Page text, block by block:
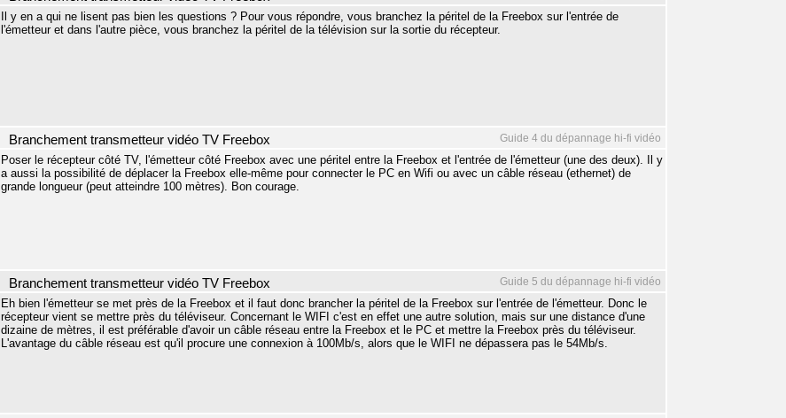
Il y en a qui ne lisent pas bien les questions ? Pour vous répondre, vous branchez la péritel de la Freebox sur l'entrée de
l'émetteur et dans l'autre pièce, vous branchez la péritel de la télévision sur la sortie du récepteur.
Guide 4 du dépannage hi-fi vidéo
Branchement transmetteur vidéo TV Freebox
Poser le récepteur côté TV, l'émetteur côté Freebox avec une péritel entre la Freebox et l'entrée de l'émetteur (une des deux). Il y
a aussi la possibilité de déplacer la Freebox elle-même pour connecter le PC en Wifi ou avec un câble réseau (ethernet) de
grande longueur (peut atteindre 100 mètres). Bon courage.
Guide 5 du dépannage hi-fi vidéo
Branchement transmetteur vidéo TV Freebox
Eh bien l'émetteur se met près de la Freebox et il faut donc brancher la péritel de la Freebox sur l'entrée de l'émetteur. Donc le
récepteur vient se mettre près du téléviseur. Concernant le WIFI c'est en effet une autre solution, mais sur une distance d'une
dizaine de mètres, il est préférable d'avoir un câble réseau entre la Freebox et le PC et mettre la Freebox près du téléviseur.
L'avantage du câble réseau est qu'il procure une connexion à 100Mb/s, alors que le WIFI ne dépassera pas le 54Mb/s.